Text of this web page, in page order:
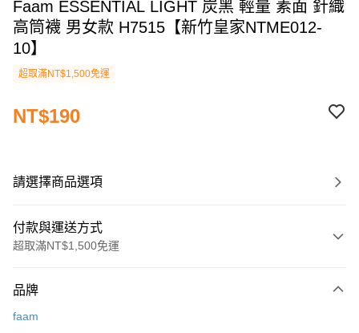
Faam ESSENTIAL LIGHT 炭黑 輕量 素面 針織
高筒襪 男女款 H7515【新竹皇家NTME012-
10】
超取滿NT$1,500免運
NT$190
請選擇商品選項
付款與運送方式
超取滿NT$1,500免運
信用卡一次付款
品牌
faam